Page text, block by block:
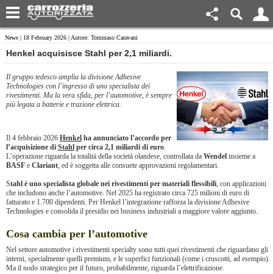
News | 18 February 2026 | Autore: Tommaso Caravani
​Henkel acquisisce Stahl per 2,1 miliardi.
Il gruppo tedesco amplia la divisione Adhesive
Technologies con l’ingresso di uno specialista dei
rivestimenti. Ma la vera sfida, per l’automotive, è sempre
più legata a batterie e trazione elettrica.
Il 4 febbraio 2026 Henkel ha annunciato l’accordo per
l’acquisizione di Stahl per circa 2,1 miliardi di euro.
L’operazione riguarda la totalità della società olandese, controllata da Wendel insieme a
BASF e Clariant, ed è soggetta alle consuete approvazioni regolamentari.
Stahl è uno specialista globale nei rivestimenti per materiali flessibili, con applicazioni
che includono anche l’automotive. Nel 2025 ha registrato circa 725 milioni di euro di
fatturato e 1.700 dipendenti. Per Henkel l’integrazione rafforza la divisione Adhesive
Technologies e consolida il presidio nei business industriali a maggiore valore aggiunto.
Cosa cambia per l’automotive
Nel settore automotive i rivestimenti specialty sono tutti quei rivestimenti che riguardano gli
interni, specialmente quelli premium, e le superfici funzionali (come i cruscotti, ad esempio).
Ma il nodo strategico per il futuro, probabilmente, riguarda l’elettrificazione.